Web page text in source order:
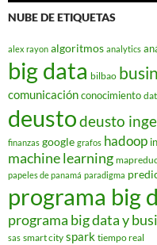
NUBE DE ETIQUETAS
alex rayon algoritmos analytics
big data bilbao
comunicaciónconocimiento
deustodeusto
finanzas google grafos hadoop
machine learning
papeles de panamá paradigma
programa big
programa big data y
sas smart city spark tiempo real